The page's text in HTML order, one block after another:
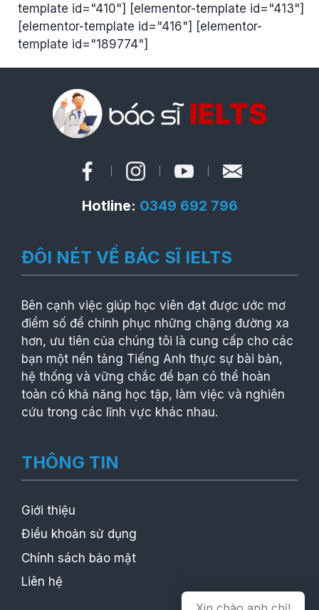
template id="410"] [elementor-template id="413"]
[elementor-template id="416"] [elementor-
template id="189774"]
Hotline: 0349 692 796
ĐÔI NÉT VỀ BÁC SĨ IELTS
Bên cạnh việc giúp học viên đạt được ước mơ
điểm số để chinh phục những chặng đường xa
hơn, ưu tiên của chúng tôi là cung cấp cho các
bạn một nền tảng Tiếng Anh thực sự bài bản,
hệ thống và vững chắc để bạn có thể hoàn
toàn có khả năng học tập, làm việc và nghiên
cứu trong các lĩnh vực khác nhau.
THÔNG TIN
Giới thiệu
Điều khoản sử dụng
Chính sách bảo mật
Liên hệ